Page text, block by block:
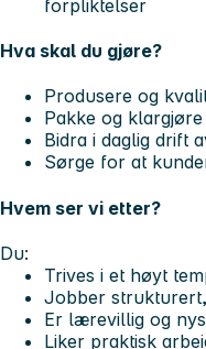
forpliktelser
Hva skal du gjøre?
Produsere og
Pakke og
Bidra i daglig drift
Sørge for at
Hvem ser vi etter?
Du:
Trives i et høyt
Jobber
Er lærevillig og
Liker praktisk